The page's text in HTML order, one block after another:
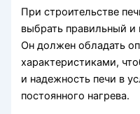
При строительстве
выбрать правильный и
Он должен обладать
характеристиками,
и надежность печи в
постоянного нагрева.